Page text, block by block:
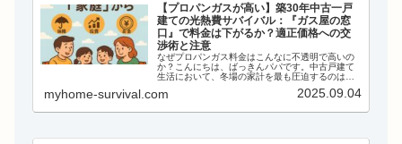
【プロパンガスが高い】築30年中古一戸
建ての光熱費サバイバル：『ガス屋の窓
口』で料金は下がるか？適正価格への交
渉術と注意
なぜプロパンガス料金はこんなに不透明で高いの
か？こんにちは、ばっきんパパです。中古戸建て
生活において、冬場の家計を最も圧迫するのは
ロパンガスは自由料金であり、業者によって価格
myhome-survival.com 2025.09.04